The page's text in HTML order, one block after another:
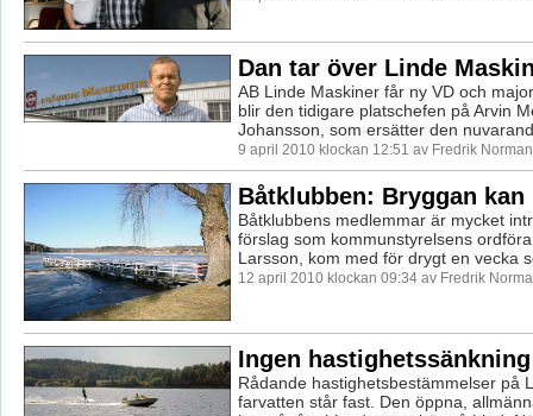
Dan tar över Linde
AB Linde Maskiner får ny VD och
blir den tidigare platschefen på Arvin
Johansson, som ersätter den
9 april 2010 klockan 12:51 av Fredrik Norman
Båtklubben: Bryggan kan
Båtklubbens medlemmar är mycket
förslag som kommunstyrelsens
Larsson, kom med för drygt en vecka
12 april 2010 klockan 09:34 av Fredrik
Ingen
Rådande hastighetsbestämmelser på
farvatten står fast. Den öppna,